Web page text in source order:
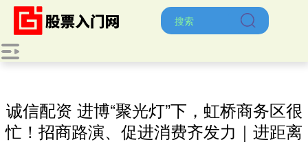
诚信配资 进博“聚光灯”下，虹桥商务区很
忙！招商路演、促进消费齐发力｜进距离